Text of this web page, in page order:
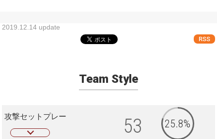
2019.12.14 update
RSS
Team Style
攻撃セットプレー 53 25.8%